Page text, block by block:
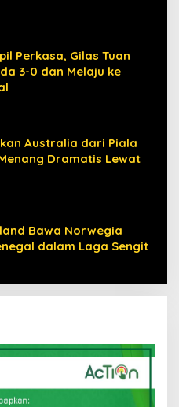
Perkasa, Gilas Tuan
3-0 dan Melaju ke
Australia dari Piala
Dramatis Lewat
Bawa Norwegia
dalam Laga Sengit